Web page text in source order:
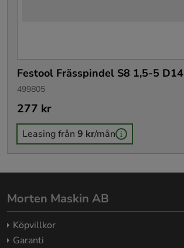
Festool Frässpindel S8 1,5-5 D14
499805
Pris: 277 kr
277 kr
Leasing från 9 kr/mån
Morten Maskin AB
Köpvillkor
Garanti